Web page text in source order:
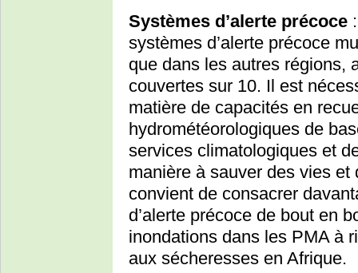
Systèmes d’alerte précoce
systèmes d’alerte précoce
que dans les autres régions,
couvertes sur 10. Il est
matière de capacités en
hydrométéorologiques de
services climatologiques et
manière à sauver des vies
convient de consacrer
d’alerte précoce de bout en
inondations dans les PMA à
aux sécheresses en Afrique.